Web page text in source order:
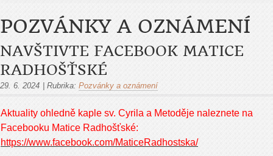
POZVÁNKY A OZNÁMENÍ
NAVŠTIVTE FACEBOOK MATICE
RADHOŠŤSKÉ
29. 6. 2024 Rubrika: Pozvánky a oznámení
Aktuality ohledně kaple sv. Cyrila a Metoděje naleznete na
Facebooku Matice Radhošťské:
https://www.facebook.com/MaticeRadhostska/